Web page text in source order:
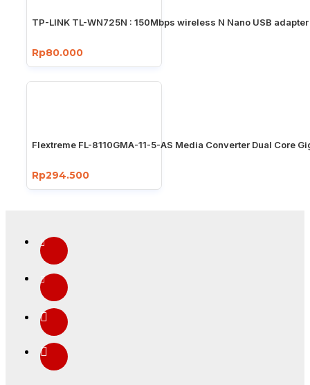
TP-LINK TL-WN725N : 150Mbps wireless N Nano USB adapter
Rp80.000
Flextreme FL-8110GMA-11-5-AS Media Converter Dual Core
Rp294.500